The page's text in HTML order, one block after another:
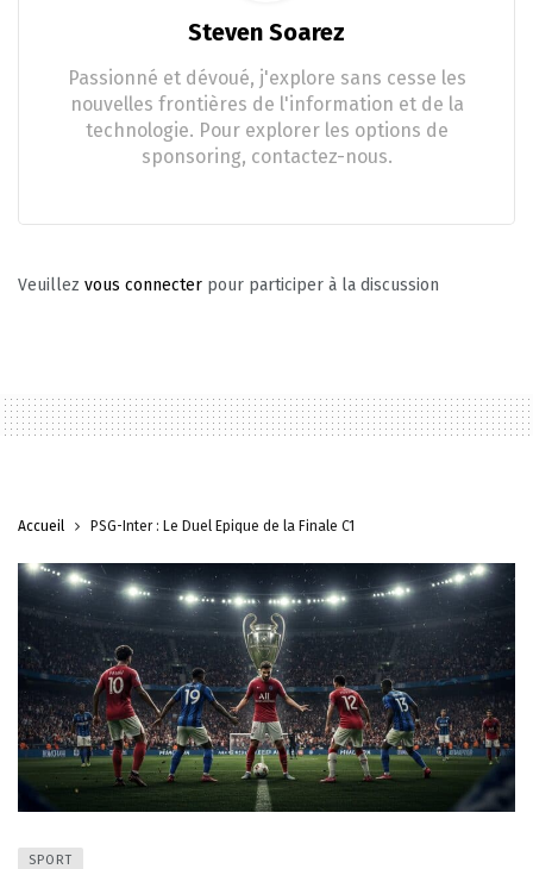
Steven Soarez
Passionné et dévoué, j'explore sans cesse les
nouvelles frontières de l'information et de la
technologie. Pour explorer les options de
sponsoring, contactez-nous.
Veuillez vous connecter pour participer à la discussion
Accueil PSG-Inter : Le Duel Épique de la Finale C1
SPORT